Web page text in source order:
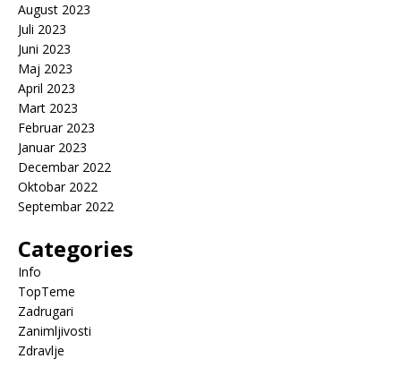
August 2023
Juli 2023
Juni 2023
Maj 2023
April 2023
Mart 2023
Februar 2023
Januar 2023
Decembar 2022
Oktobar 2022
Septembar 2022
Categories
Info
TopTeme
Zadrugari
Zanimljivosti
Zdravlje